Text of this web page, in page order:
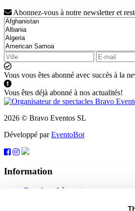
Abonnez-vous à notre newsletter et
Vous vous êtes abonné avec succès à la
Vous êtes déjà abonné à nos actualités!
2026 © Bravo Eventos SL
Développé parEventoBot
Information
Questions fréquentes